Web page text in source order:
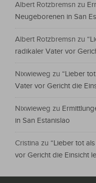
Albert Rotzbremsn zu
Neugeborenen in San
Albert Rotzbremsn zu
radikaler Vater vor
Nixwieweg zu “Lieber
Vater vor Gericht die
Nixwieweg zu
in San Estanislao
Cristina zu “Lieber tot
vor Gericht die Einsicht